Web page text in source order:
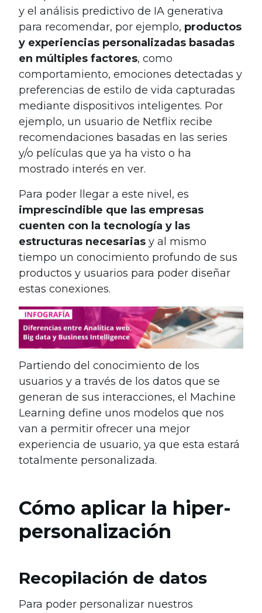
y el análisis predictivo de IA generativa
para recomendar, por ejemplo, productos
y experiencias personalizadas basadas
en múltiples factores, como
comportamiento, emociones detectadas y
preferencias de estilo de vida capturadas
mediante dispositivos inteligentes. Por
ejemplo, un usuario de Netflix recibe
recomendaciones basadas en las series
y/o películas que ya ha visto o ha
mostrado interés en ver.
Para poder llegar a este nivel, es
imprescindible que las empresas
cuenten con la tecnología y las
estructuras necesarias y al mismo
tiempo un conocimiento profundo de sus
productos y usuarios para poder diseñar
estas conexiones.
Partiendo del conocimiento de los
usuarios y a través de los datos que se
generan de sus interacciones, el Machine
Learning define unos modelos que nos
van a permitir ofrecer una mejor
experiencia de usuario, ya que esta estará
totalmente personalizada.
Cómo aplicar la hiper-
personalización
Recopilación de datos
Para poder personalizar nuestros